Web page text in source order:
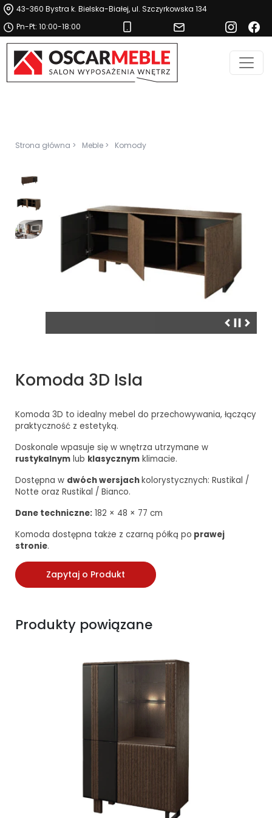
43-360 Bystra k. Bielska-Białej, ul. Szczyrkowska 134
Pn-Pt: 10:00-18:00
Strona główna > Meble > Komody
Komoda 3D Isla
Komoda 3D to idealny mebel do przechowywania, łączący
praktyczność z estetyką.
Doskonale wpasuje się w wnętrza utrzymane w
rustykalnym lub klasycznym klimacie.
Dostępna w dwóch wersjachkolorystycznych: Rustikal /
Notte oraz Rustikal / Bianco.
Dane techniczne: 182 × 48 × 77 cm
Komoda dostępna także z czarną półką po prawej
stronie.
Zapytaj o Produkt
Produkty powiązane